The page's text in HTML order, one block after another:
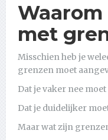
met
Misschien heb je
grenzen moet
Dat je vaker nee
Dat je duidelijker
Maar wat zijn